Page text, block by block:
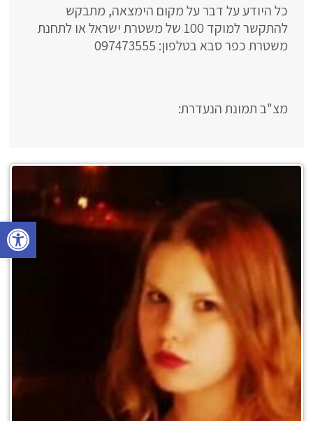
פתח סרגל נגישות
כל היודע על דבר על מקום הימצאה, מתבקש
להתקשר למוקד 100 של משטרת ישראל או לתחנת
משטרת כפר סבא בטלפון: 097473555
מצ"ב תמונת הנעדרת: